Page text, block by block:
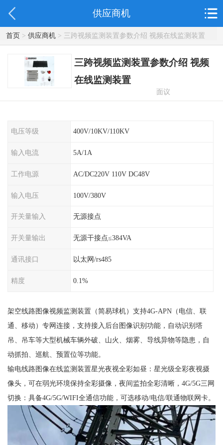
供应商机
首页> 供应商机> 三跨视频监测装置参数介绍 视频在线监测装置
三跨视频监测装置参数介绍 视频
在线监测装置
面议
电压等级 400V/10KV/110KV
输入电流 5A/1A
工作电源 AC/DC220V 110V DC48V
输入电压 100V/380V
开关量输入 无源接点
开关量输出 无源干接点≤384VA
通讯接口 以太网/rs485
精度 0.1%
架空线路图像视频监测装置（简易球机）支持4G-APN（电信、联
通、移动）专网连接，支持接入后台图像识别功能，自动识别塔
吊、吊车等大型机械车辆外破、山火、烟雾、导线异物等隐患，自
动抓拍、巡航、预置位等功能。
输电线路图像在线监测装置星光夜视全彩如昼：星光级全彩夜视摄
像头，可在弱光环境保持全彩摄像，夜间监拍全彩清晰，4G/5G三网
切换：具备4G/5G/WIFI全通信功能，可选移动/电信/联通物联网卡。